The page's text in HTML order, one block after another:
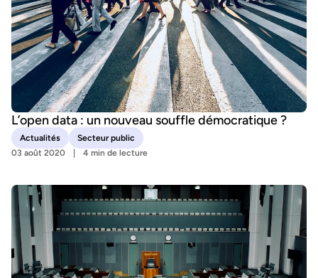
L’open data : un nouveau souffle démocratique ?
Actualités
Secteur public
03 août 2020
4 min de lecture